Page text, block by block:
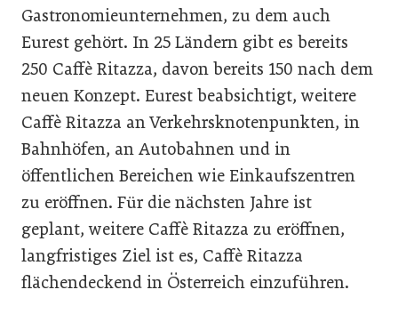
Gastronomieunternehmen, zu dem auch
Eurest gehört. In 25 Ländern gibt es bereits
250 Caffè Ritazza, davon bereits 150 nach dem
neuen Konzept. Eurest beabsichtigt, weitere
Caffè Ritazza an Verkehrsknotenpunkten, in
Bahnhöfen, an Autobahnen und in
öffentlichen Bereichen wie Einkaufszentren
zu eröffnen. Für die nächsten Jahre ist
geplant, weitere Caffè Ritazza zu eröffnen,
langfristiges Ziel ist es, Caffè Ritazza
flächendeckend in Österreich einzuführen.